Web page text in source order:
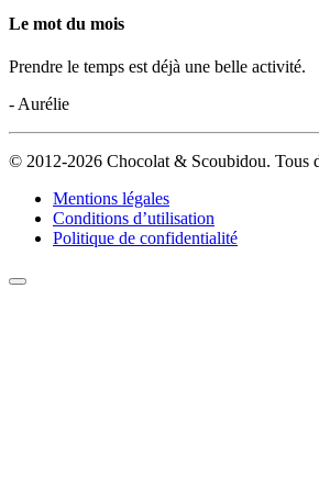
Le mot du mois
Prendre le temps est déjà une belle activité.
- Aurélie
© 2012-2026 Chocolat & Scoubidou. Tous
Mentions légales
Conditions d’utilisation
Politique de confidentialité